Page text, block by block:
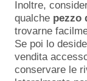
Inoltre,
qualche pezzo
trovarne
Se poi lo
vendita
conservare le